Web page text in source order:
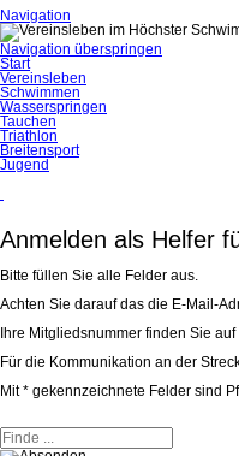
Navigation
Navigation überspringen
Start
Vereinsleben
Schwimmen
Wasserspringen
Tauchen
Triathlon
Breitensport
Jugend
Anmelden als Helfer
Bitte füllen Sie alle Felder aus.
Achten Sie darauf das die E-Mail-
Ihre Mitgliedsnummer finden Sie
Für die Kommunikation an der
Mit* gekennzeichnete Felder sind